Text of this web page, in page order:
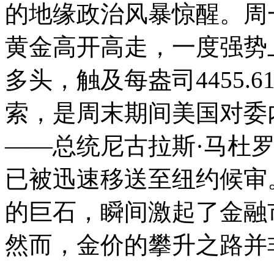
的地缘政治风暴惊醒。
黄金高开高走，一度强
多头，触及每盎司
索，是周末期间美国对
——总统尼古拉斯·马杜
已被迅速移送至纽约候
的巨石，瞬间激起了金
然而，金价的攀升之路